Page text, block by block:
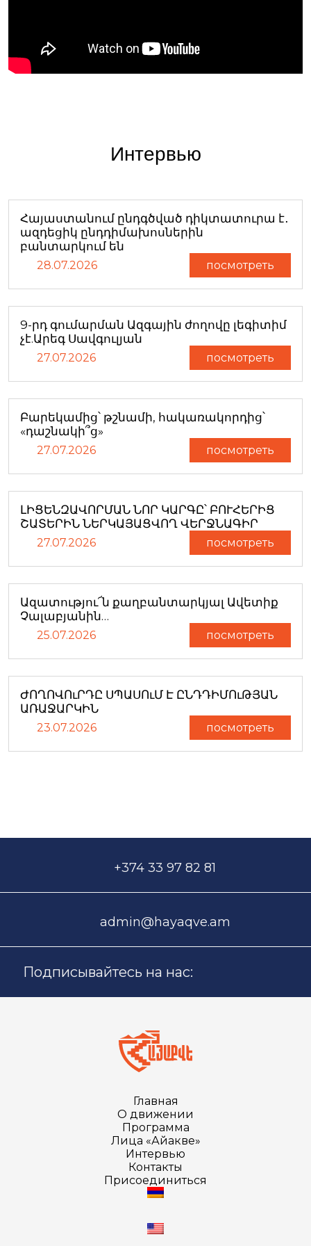
Интервью
Հայաստանում ընդգծված դիկտատուրա է․
ազդեցիկ ընդդիմախոսներին
բանտարկում են
28.07.2026 посмотреть
9-րդ գումարման Ազգային ժողովը լեգիտիմ
չէ.Արեգ Սավգուլյան
27.07.2026 посмотреть
Բարեկամից՝ թշնամի, հակառակորդից՝
«դաշնակի՞ց»
27.07.2026 посмотреть
ԼԻՑԵՆԶԱՎՈՐՄԱՆ ՆՈՐ ԿԱՐԳԸ՝ ԲՈՒՀԵՐԻՑ
ՇԱՏԵՐԻՆ ՆԵՐԿԱՅԱՑՎՈՂ ՎԵՐՋՆԱԳԻՐ
27.07.2026 посмотреть
Ազատությու՜ն քաղբանտարկյալ Ավետիք
Չալաբյանին…
25.07.2026 посмотреть
ԺՈՂՈՎՈւՐԴԸ ՍՊԱՍՈւՄ Է ԸՆԴԴԻՄՈւԹՅԱՆ
ԱՌԱՋԱՐԿԻՆ
23.07.2026 посмотреть
+374 33 97 82 81
admin@hayaqve.am
Подписывайтесь на нас:
Главная
О движении
Программа
Лица «Айакве»
Интервью
Контакты
Присоединиться